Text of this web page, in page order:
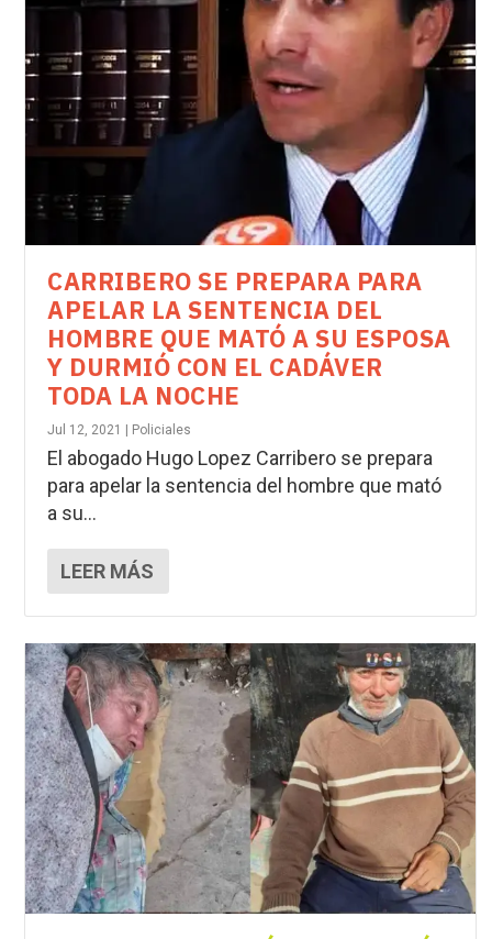
CARRIBERO SE PREPARA PARA
APELAR LA SENTENCIA DEL
HOMBRE QUE MATÓ A SU ESPOSA
Y DURMIÓ CON EL CADÁVER
TODA LA NOCHE
Jul 12, 2021 Policiales
El abogado Hugo Lopez Carribero se prepara
para apelar la sentencia del hombre que mató
a su...
LEER MÁS